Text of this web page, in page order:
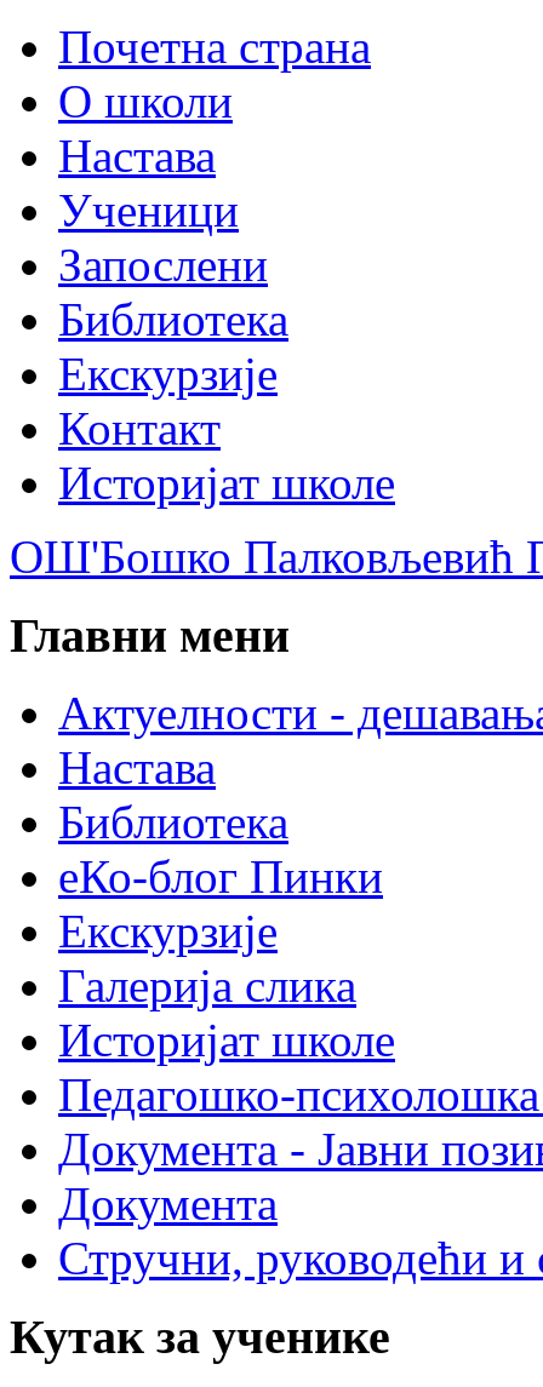
Почетна страна
О школи
Настава
Ученици
Запослени
Библиотека
Екскурзије
Контакт
Историјат школе
ОШ'Бошко Палковљевић
Главни мени
Актуелности -
Настава
Библиотека
еКо-блог Пинки
Екскурзије
Галерија слика
Историјат школе
Педагошко-психолошка
Документа - Јавни
Документа
Стручни, руководећи и
Кутак за ученике